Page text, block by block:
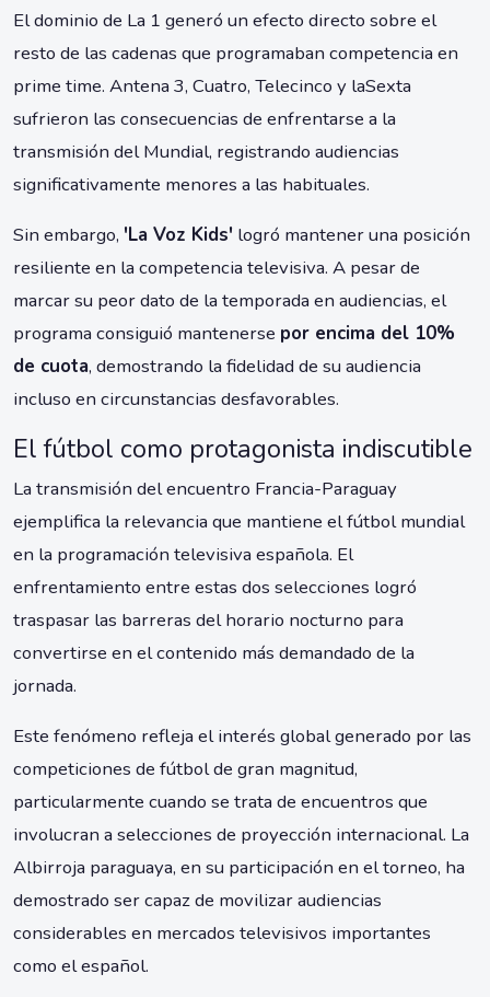
El dominio de La 1 generó un efecto directo sobre el
resto de las cadenas que programaban competencia en
prime time. Antena 3, Cuatro, Telecinco y laSexta
sufrieron las consecuencias de enfrentarse a la
transmisión del Mundial, registrando audiencias
significativamente menores a las habituales.
Sin embargo, 'La Voz Kids' logró mantener una posición
resiliente en la competencia televisiva. A pesar de
marcar su peor dato de la temporada en audiencias, el
programa consiguió mantenerse por encima del 10%
de cuota, demostrando la fidelidad de su audiencia
incluso en circunstancias desfavorables.
El fútbol como protagonista indiscutible
La transmisión del encuentro Francia-Paraguay
ejemplifica la relevancia que mantiene el fútbol mundial
en la programación televisiva española. El
enfrentamiento entre estas dos selecciones logró
traspasar las barreras del horario nocturno para
convertirse en el contenido más demandado de la
jornada.
Este fenómeno refleja el interés global generado por las
competiciones de fútbol de gran magnitud,
particularmente cuando se trata de encuentros que
involucran a selecciones de proyección internacional. La
Albirroja paraguaya, en su participación en el torneo, ha
demostrado ser capaz de movilizar audiencias
considerables en mercados televisivos importantes
como el español.